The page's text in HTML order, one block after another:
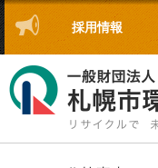
採用情報